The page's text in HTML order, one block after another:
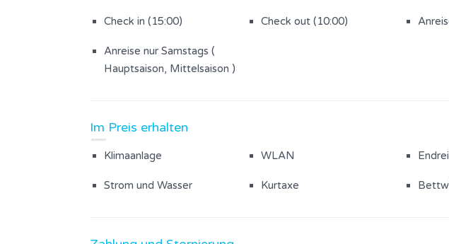
Check in (15:00) Check out (10:00)
Anreise nur Samstags (
Hauptsaison, Mittelsaison )
Im Preis erhalten
Klimaanlage WLAN
Strom und Wasser Kurtaxe